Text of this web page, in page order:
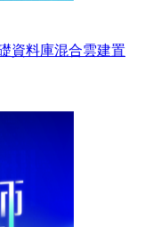
資料庫混合雲建置